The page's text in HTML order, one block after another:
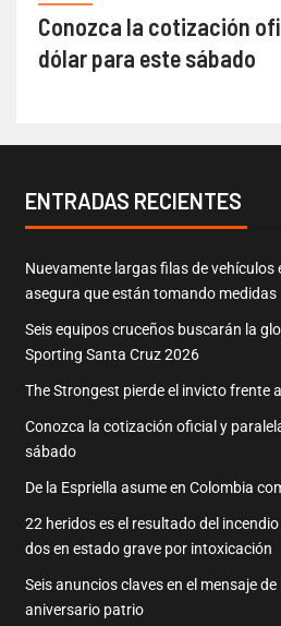
Conozca la cotización
dólar para este sábado
ENTRADAS RECIENTES
Nuevamente largas filas de vehículos
asegura que están tomando medidas
Seis equipos cruceños buscarán la
Sporting Santa Cruz 2026
The Strongest pierde el invicto frente
Conozca la cotización oficial y
sábado
De la Espriella asume en Colombia
22 heridos es el resultado del
dos en estado grave por intoxicación
Seis anuncios claves en el mensaje de
aniversario patrio